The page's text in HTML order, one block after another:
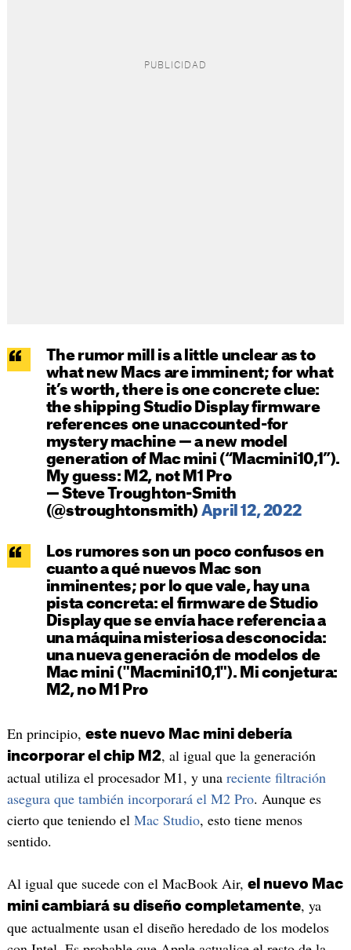
The rumor mill is a little unclear as to
what new Macs are imminent; for what
it’s worth, there is one concrete clue:
the shipping Studio Display firmware
references one unaccounted-for
mystery machine — a new model
generation of Mac mini (“Macmini10,1”).
My guess: M2, not M1 Pro
— Steve Troughton-Smith
(@stroughtonsmith) April 12, 2022
Los rumores son un poco confusos en
cuanto a qué nuevos Mac son
inminentes; por lo que vale, hay una
pista concreta: el firmware de Studio
Display que se envía hace referencia a
una máquina misteriosa desconocida:
una nueva generación de modelos de
Mac mini ("Macmini10,1"). Mi conjetura:
M2, no M1 Pro
En principio, este nuevo Mac mini debería
incorporar el chip M2, al igual que la generación
actual utiliza el procesador M1, y una reciente filtración
asegura que también incorporará el M2 Pro. Aunque es
cierto que teniendo el Mac Studio, esto tiene menos
sentido.
Al igual que sucede con el MacBook Air, el nuevo Mac
mini cambiará su diseño completamente, ya
que actualmente usan el diseño heredado de los modelos